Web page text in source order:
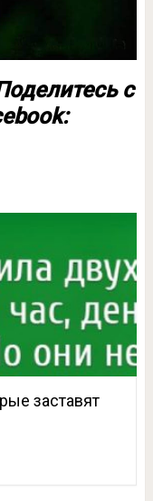
с
заставят